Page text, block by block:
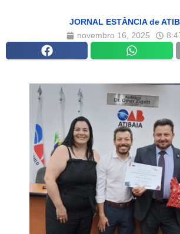
JORNAL ESTÂNCIA de
novembro 16, 2025